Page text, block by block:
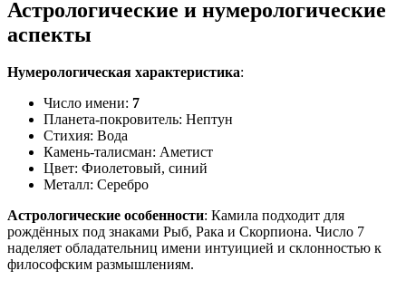
Астрологические и нумерологические
аспекты
Нумерологическая характеристика:
Число имени: 7
Планета-покровитель: Нептун
Стихия: Вода
Камень-талисман: Аметист
Цвет: Фиолетовый, синий
Металл: Серебро
Астрологические особенности: Камила подходит для
рождённых под знаками Рыб, Рака и Скорпиона. Число 7
наделяет обладательниц имени интуицией и склонностью к
философским размышлениям.